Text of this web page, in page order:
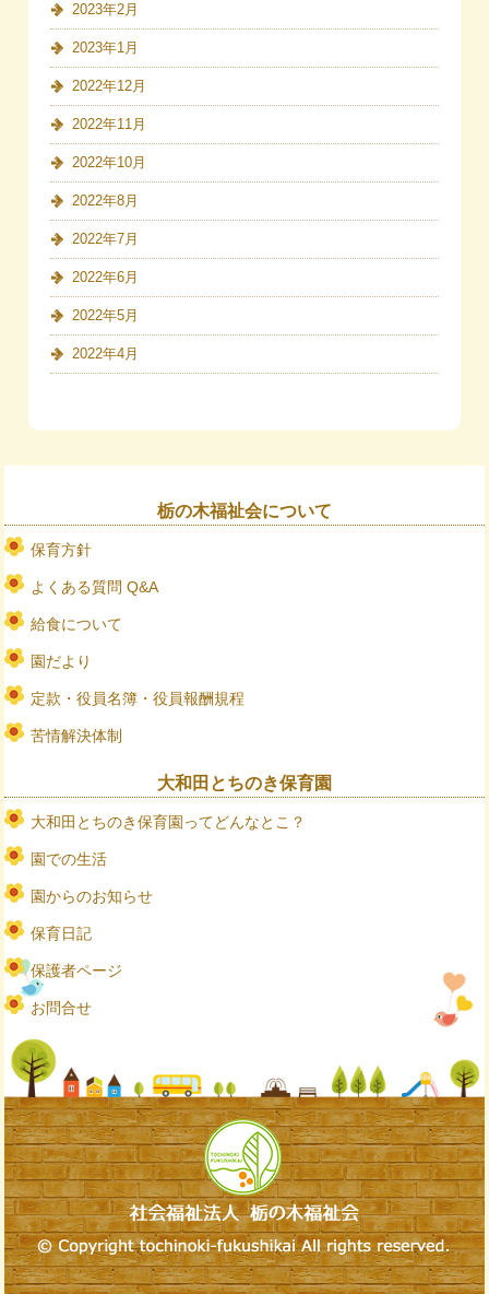
2023年2月
2023年1月
2022年12月
2022年11月
2022年10月
2022年8月
2022年7月
2022年6月
2022年5月
2022年4月
栃の木福祉会について
保育方針
よくある質問 Q&A
給食について
園だより
定款・役員名簿・役員報酬規程
苦情解決体制
大和田とちのき保育園
大和田とちのき保育園ってどんなとこ？
園での生活
園からのお知らせ
保育日記
保護者ページ
お問合せ